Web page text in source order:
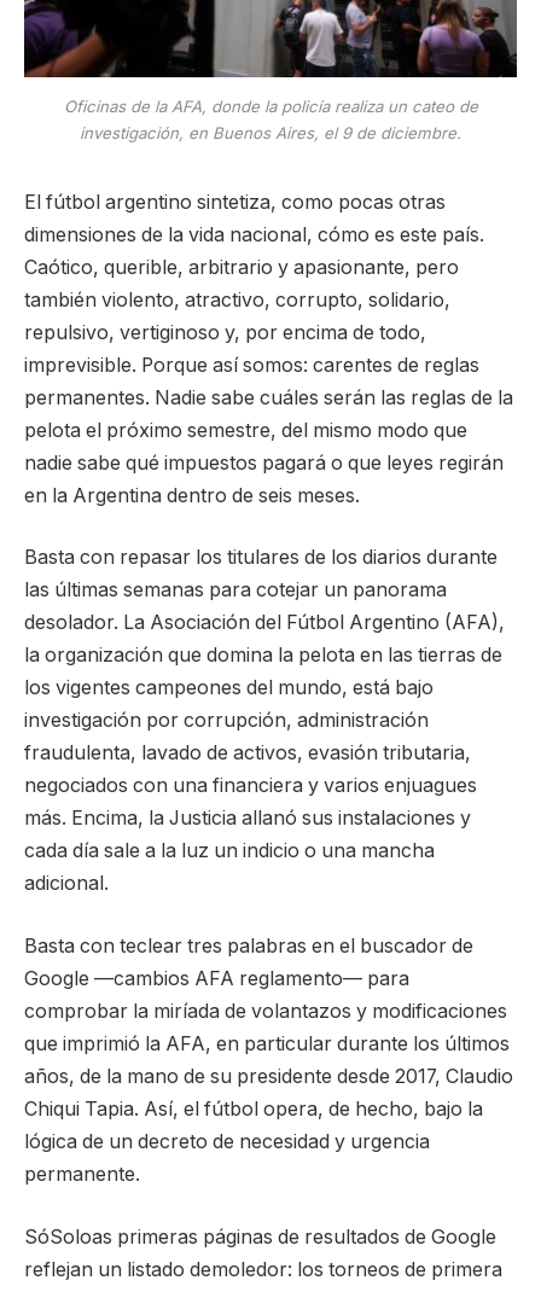
Oficinas de la AFA, donde la policía realiza un cateo de
investigación, en Buenos Aires, el 9 de diciembre.
El fútbol argentino sintetiza, como pocas otras
dimensiones de la vida nacional, cómo es este país.
Caótico, querible, arbitrario y apasionante, pero
también violento, atractivo, corrupto, solidario,
repulsivo, vertiginoso y, por encima de todo,
imprevisible. Porque así somos: carentes de reglas
permanentes. Nadie sabe cuáles serán las reglas de la
pelota el próximo semestre, del mismo modo que
nadie sabe qué impuestos pagará o que leyes regirán
en la Argentina dentro de seis meses.
Basta con repasar los titulares de los diarios durante
las últimas semanas para cotejar un panorama
desolador. La Asociación del Fútbol Argentino (AFA),
la organización que domina la pelota en las tierras de
los vigentes campeones del mundo, está bajo
investigación por corrupción, administración
fraudulenta, lavado de activos, evasión tributaria,
negociados con una financiera y varios enjuagues
más. Encima, la Justicia allanó sus instalaciones y
cada día sale a la luz un indicio o una mancha
adicional.
Basta con teclear tres palabras en el buscador de
Google —cambios AFA reglamento— para
comprobar la miríada de volantazos y modificaciones
que imprimió la AFA, en particular durante los últimos
años, de la mano de su presidente desde 2017, Claudio
Chiqui Tapia. Así, el fútbol opera, de hecho, bajo la
lógica de un decreto de necesidad y urgencia
permanente.
SóSoloas primeras páginas de resultados de Google
reflejan un listado demoledor: los torneos de primera